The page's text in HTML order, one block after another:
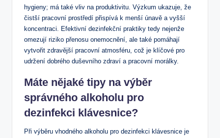
hygieny; má také vliv na produktivitu. Výzkum ukazuje, že
čistší pracovní prostředí přispívá k menší únavě a vyšší
koncentraci. Efektivní dezinfekční praktiky tedy nejenže
omezují riziko přenosu onemocnění, ale také pomáhají
vytvořit zdravější pracovní atmosféru, což je klíčové pro
udržení dobrého duševního zdraví a pracovní morálky.
Máte nějaké tipy na výběr
správného alkoholu pro
dezinfekci klávesnice?
Při výběru vhodného alkoholu pro dezinfekci klávesnice je